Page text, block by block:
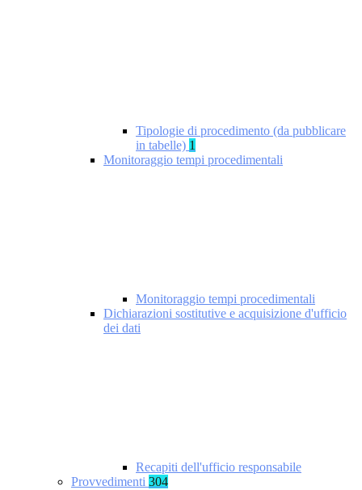
Tipologie di procedimento (da pubblicare
in tabelle) 1
Monitoraggio tempi procedimentali
Monitoraggio tempi procedimentali
Dichiarazioni sostitutive e acquisizione d'ufficio
dei dati
Recapiti dell'ufficio responsabile
Provvedimenti 304